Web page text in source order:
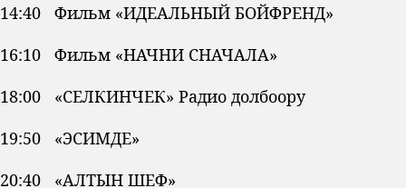
14:40 Фильм «ИДЕАЛЬНЫЙ БОЙФРЕНД»
16:10 Фильм «НАЧНИ СНАЧАЛА»
18:00 «СЕЛКИНЧЕК» Радио долбоору
19:50 «ЭСИМДЕ»
20:40 «АЛТЫН ШЕФ»